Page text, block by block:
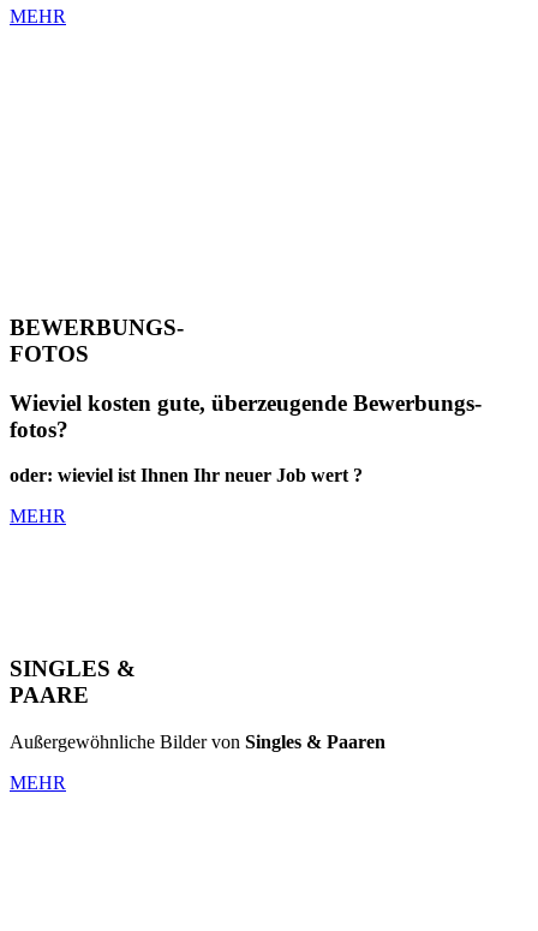
MEHR
BEWERBUNGS-
FOTOS
Wieviel kosten gute, überzeugende Bewerbungs-
fotos?
oder: wieviel ist Ihnen Ihr neuer Job wert ?
MEHR
SINGLES &
PAARE
Außergewöhnliche Bilder von Singles & Paaren
MEHR